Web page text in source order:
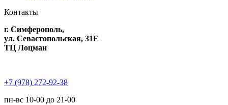
Контакты
г. Симферополь,
ул. Севастопольская, 31Е
ТЦ Лоцман
+7 (978) 272-92-38
пн-вс 10-00 до 21-00